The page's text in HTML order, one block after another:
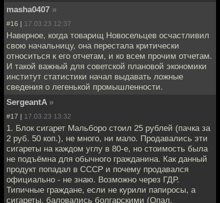
masha0407 »
#16 | 17.03.23 12:37
Наверное, когда товарищ Новосельцев осчастливил
свою начальницу, она перестала критически
относиться к его отчетам, и ко всем прочим отчетам.
И такой важный для советской плановой экономики
институт статистики начал выдавать ложные
сведения о легенькой промышленности.
SergeantA »
#17 | 17.03.23 13:32
1. Блок сигарет Мальборо стоил 25 рублей (пачка за
2 руб. 50 коп.), не много, ни мало. Продавались эти
сигареты на каждом углу в 80-е, но стоимость была
не подъёмна для обычного гражданина. Как данный
продукт попадал в СССР и почему продавался
официально - не знаю. Возможно через ГДР.
Типичные граждане, если не курили папиросы, а
сигареты, баловались болгарскими (Опал,